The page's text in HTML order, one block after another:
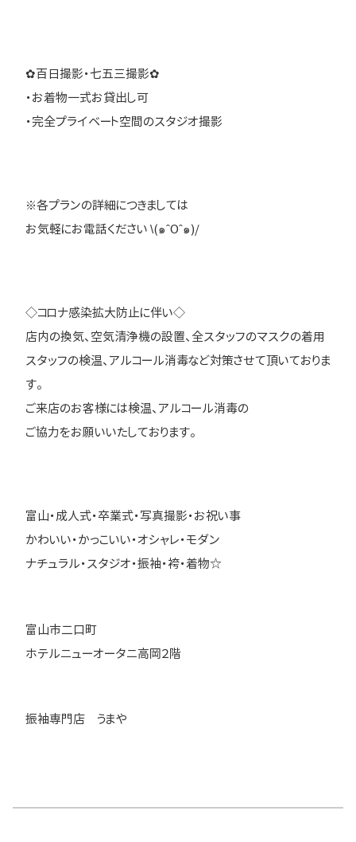
✿百日撮影・七五三撮影✿
・お着物一式お貸出し可
・完全プライベート空間のスタジオ撮影
※各プランの詳細につきましては
お気軽にお電話ください \(๑ˆOˆ๑)/
◇コロナ感染拡大防止に伴い◇
店内の換気、空気清浄機の設置、全スタッフのマスクの着用
スタッフの検温、アルコール消毒など対策させて頂いておりま
す。
ご来店のお客様には検温、アルコール消毒の
ご協力をお願いいたしております。
富山・成人式・卒業式・写真撮影・お祝い事
かわいい・かっこいい・オシャレ・モダン
ナチュラル・スタジオ・振袖・袴・着物☆
富山市二口町
ホテルニューオータニ高岡２階
振袖専門店 うまや